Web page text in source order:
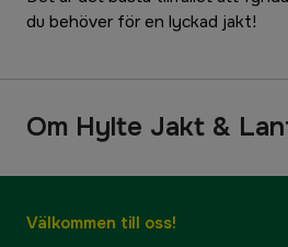
du behöver för en lyckad jakt!
Om Hylte Jakt &
Välkommen till oss!